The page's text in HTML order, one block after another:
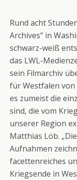
Rund acht
Archives“ in
schwarz-weiß
das LWL-
sein Filmarchiv
für Westfalen
es zumeist die
sind, die vom
unserer Region
Matthias Löb.
Aufnahmen
facettenreiches
Kriegsende in